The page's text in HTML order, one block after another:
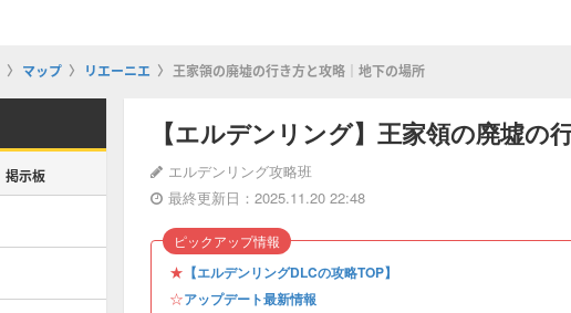
マップ リエーニエ 王家領の廃墟の行き方と攻略｜地下の場所
【エルデンリング】王家領の廃墟の
エルデンリング攻略班
最終更新日：2025.11.20 22:48
★ 【エルデンリングDLCの攻略TOP】
☆アップデート最新情報
ピックアップ情報
掲示板